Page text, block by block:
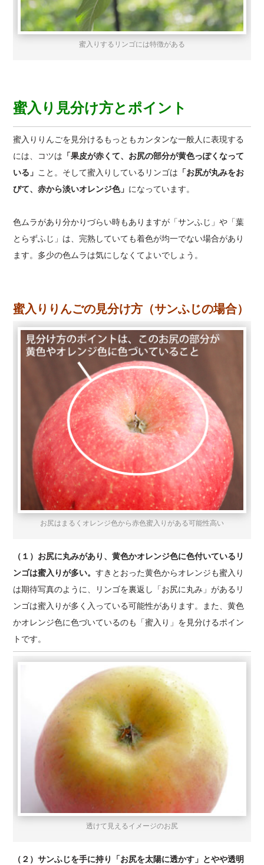
蜜入りするリンゴには特徴がある
蜜入り見分け方とポイント
蜜入りりんごを見分けるもっともカンタンな一般人に表現する
には、コツは 「果皮が赤くて、お尻の部分が黄色っぽくなって
いる」 こと。そして蜜入りしているリンゴは 「お尻が丸みをお
びて、赤から淡いオレンジ色」 になっています。
色ムラがあり分かりづらい時もありますが「サンふじ」や「葉
とらずふじ」は、完熟していても着色が均一でない場合があり
ます。多少の色ムラは気にしなくてよいでしょう。
蜜入りりんごの見分け方（サンふじの場合）
お尻はまるくオレンジ色から赤色蜜入りがある可能性高い
（１）お尻に丸みがあり、黄色かオレンジ色に色付いているリ
ンゴは蜜入りが多い。すきとおった黄色からオレンジも蜜入り
は期待写真のように、リンゴを裏返し「お尻に丸み」があるリ
ンゴは蜜入りが多く入っている可能性があります。また、黄色
かオレンジ色に色づいているのも「蜜入り」を見分けるポイン
トです。
透けて見えるイメージのお尻
（２）サンふじを手に持り「お尻を太陽に透かす」とやや透明